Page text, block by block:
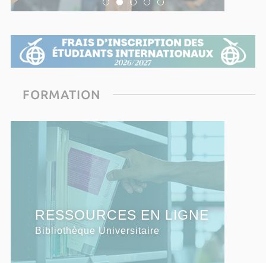
FORMATION
S'INSCRIRE
à l'Université de Corse
RESSOURCES EN LIGNE
Bibliothèque Universitaire
SERVICES EN LIGNE
Bibliothèque Universitaire